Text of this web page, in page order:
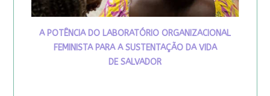
A POTÊNCIA DO LABORATÓRIO ORGANIZACIONAL
FEMINISTA PARA A SUSTENTAÇÃO DA VIDA
DE SALVADOR